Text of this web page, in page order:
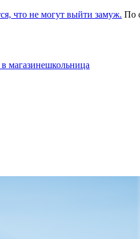
что не могут выйти замуж. По
магазинешкольница